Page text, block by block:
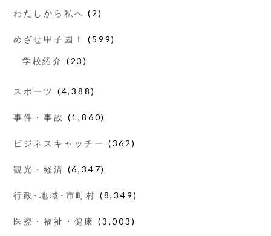
わたしから私へ (2)
めざせ甲子園！ (599)
学校紹介 (23)
スポーツ (4,388)
事件・事故 (1,860)
ビジネスキャッチー (362)
観光・経済 (6,347)
行政･地域･市町村 (8,349)
医療・福祉・健康 (3,003)